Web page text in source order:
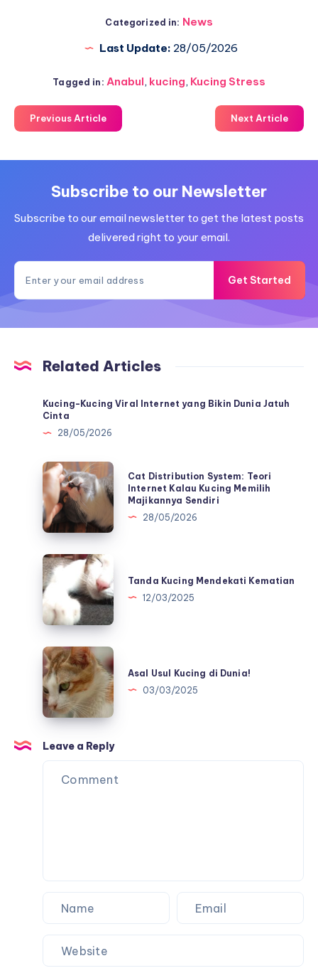
Categorized in: News
Last Update: 28/05/2026
Tagged in: Anabul, kucing, Kucing Stress
Previous Article Next Article
Subscribe to our Newsletter
Subscribe to our email newsletter to get the latest posts
delivered right to your email.
Get Started
Related Articles
Kucing-Kucing Viral Internet yang Bikin Dunia Jatuh
Cinta
28/05/2026
Cat
Distribution
System:
Teori
Internet
Kalau
Kucing
Memilih
Majikannya
Sendiri
Cat Distribution System: Teori
Internet Kalau Kucing Memilih
Majikannya Sendiri
28/05/2026
Tanda
Kucing
Mendekati
Kematian
Tanda Kucing Mendekati Kematian
12/03/2025
Asal
Usul
Kucing
di
Dunia!
Asal Usul Kucing di Dunia!
03/03/2025
Leave a Reply